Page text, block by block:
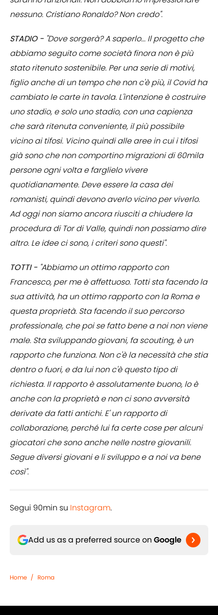
nessuno. Cristiano Ronaldo? Non credo".
STADIO - "Dove sorgerà? A saperlo... Il progetto che
abbiamo seguito come società finora non è più
stato ritenuto sostenibile. Per una serie di motivi,
figlio anche di un tempo che non c'è più, il Covid ha
cambiato le carte in tavola. L'intenzione è costruire
uno stadio, e solo uno stadio, con una capienza
che sarà ritenuta conveniente, il più possibile
vicino ai tifosi. Vicino quindi alle aree in cui i tifosi
già sono che non comportino migrazioni di 60mila
persone ogni volta e farglielo vivere
quotidianamente. Deve essere la casa dei
romanisti, quindi devono averlo vicino per viverlo.
Ad oggi non siamo ancora riusciti a chiudere la
procedura di Tor di Valle, quindi non possiamo dire
altro. Le idee ci sono, i criteri sono questi".
TOTTI - "Abbiamo un ottimo rapporto con
Francesco, per me è affettuoso. Totti sta facendo la
sua attività, ha un ottimo rapporto con la Roma e
questa proprietà. Sta facendo il suo percorso
professionale, che poi se fatto bene a noi non viene
male. Sta sviluppando giovani, fa scouting, è un
rapporto che funziona. Non c'è la necessità che stia
dentro o fuori, e da lui non c'è questo tipo di
richiesta. Il rapporto è assolutamente buono, lo è
anche con la proprietà e non ci sono avversità
derivate da fatti antichi. E' un rapporto di
collaborazione, perché lui fa certe cose per alcuni
giocatori che sono anche nelle nostre giovanili.
Segue diversi giovani e li sviluppo e a noi va bene
così".
Segui 90min su Instagram.
Add us as a preferred source on Google
Home / Roma